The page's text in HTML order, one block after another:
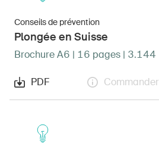
Conseils de prévention
Plongée en Suisse
Brochure A6 | 16 pages | 3.144
PDF Commander